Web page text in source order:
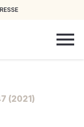
(2021)